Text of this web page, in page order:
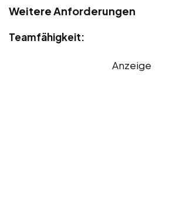
Weitere Anforderungen
Teamfähigkeit:
Anzeige